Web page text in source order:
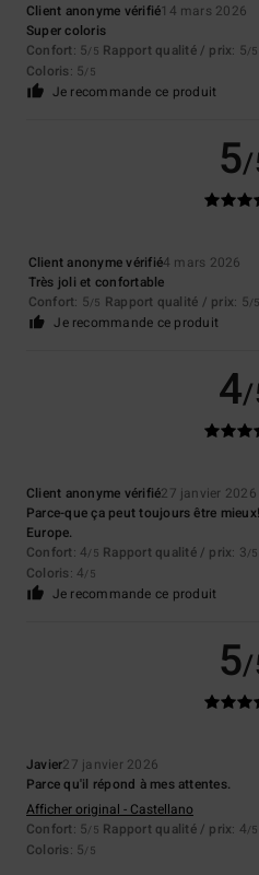
Client anonyme vérifié14 mars 2026
Super coloris
Confort: 5/5 Rapport qualité / prix: 5/5
Coloris: 5/5
Je recommande ce produit
5
Client anonyme vérifié4 mars 2026
Très joli et confortable
Confort: 5/5 Rapport qualité / prix: 5/5
Je recommande ce produit
4
Client anonyme vérifié27 janvier 2026
Parce-que ça peut toujours être
Europe.
Confort: 4/5 Rapport qualité / prix: 3/5
Coloris: 4/5
Je recommande ce produit
5
Javier27 janvier 2026
Parce qu'il répond à mes attentes.
Afficher original - Castellano
Confort: 5/5 Rapport qualité / prix: 4/5
Coloris: 5/5